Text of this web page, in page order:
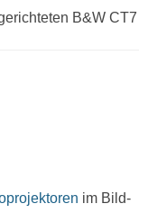
B&W CT7
im Bild-